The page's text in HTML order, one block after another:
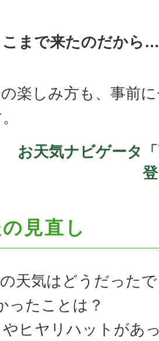
こまで来たのだから
楽しみ方も、事前
お天気ナビゲータ
見直し
天気はどうだった
ったことは？
ヒヤリハットがあ